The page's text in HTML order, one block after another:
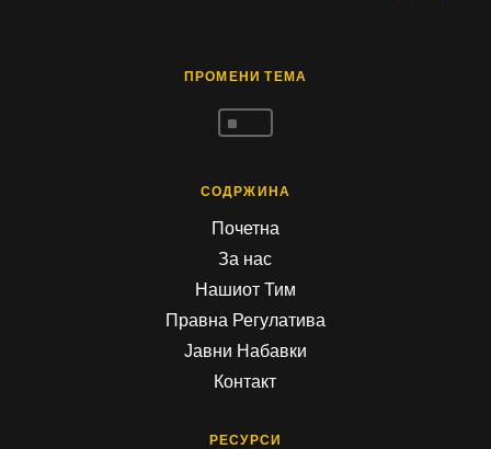
ПРОМЕНИ ТЕМА
^
СОДРЖИНА
Почетна
За нас
Нашиот Тим
Правна Регулатива
Јавни Набавки
Контакт
РЕСУРСИ